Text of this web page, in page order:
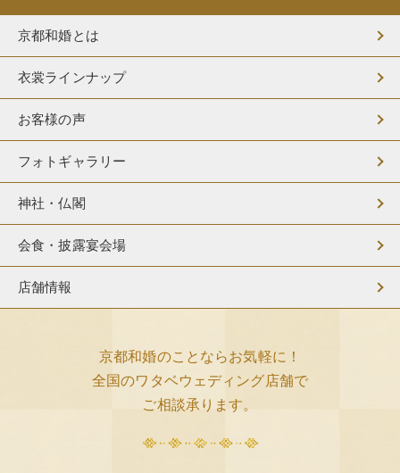
京都和婚とは
衣裳ラインナップ
お客様の声
フォトギャラリー
神社・仏閣
会食・披露宴会場
店舗情報
京都和婚のことならお気軽に！
全国のワタベウェディング店舗で
ご相談承ります。